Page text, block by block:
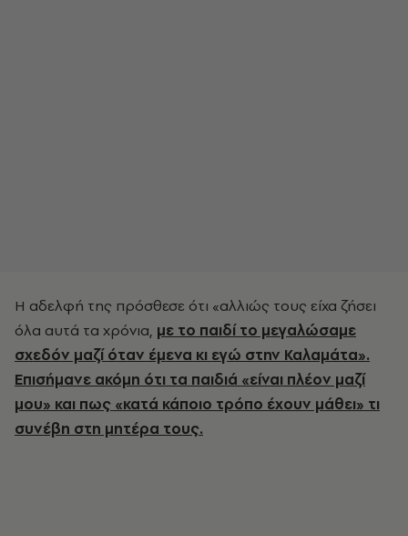
Η αδελφή της πρόσθεσε ότι «αλλιώς τους είχα ζήσει
όλα αυτά τα χρόνια, με το παιδί το μεγαλώσαμε
σχεδόν μαζί όταν έμενα κι εγώ στην Καλαμάτα».
Επισήμανε ακόμη ότι τα παιδιά «είναι πλέον μαζί
μου» και πως «κατά κάποιο τρόπο έχουν μάθει» τι
συνέβη στη μητέρα τους.